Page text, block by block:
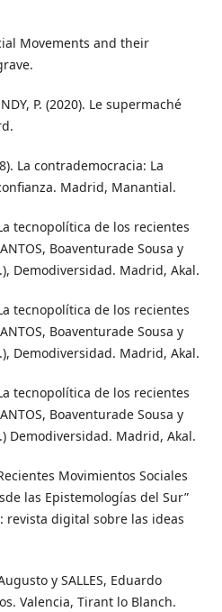
Movements and their
P. (2020). Le supermaché
La contrademocracia: La
Madrid, Manantial.
tecnopolítica de los recientes
Boaventurade Sousa y
Demodiversidad. Madrid, Akal.
tecnopolítica de los recientes
Boaventurade Sousa y
Demodiversidad. Madrid, Akal.
tecnopolítica de los recientes
Boaventurade Sousa y
Demodiversidad. Madrid, Akal.
Movimientos Sociales
las Epistemologías del Sur”
revista digital sobre las ideas
y SALLES, Eduardo
Valencia, Tirant lo Blanch.